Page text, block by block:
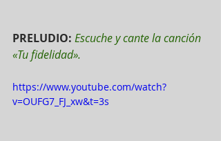
PRELUDIO: Escuche y cante la canción
«Tu fidelidad».
https://www.youtube.com/watch?
v=OUFG7_FJ_xw&t=3s